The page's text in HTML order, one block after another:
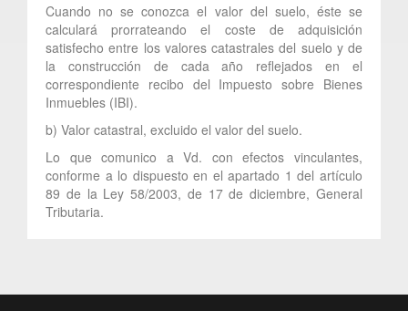
Cuando no se conozca el valor del suelo, éste se
calculará prorrateando el coste de adquisición
satisfecho entre los valores catastrales del suelo y de
la construcción de cada año reflejados en el
correspondiente recibo del Impuesto sobre Bienes
Inmuebles (IBI).
b) Valor catastral, excluido el valor del suelo.
Lo que comunico a Vd. con efectos vinculantes,
conforme a lo dispuesto en el apartado 1 del artículo
89 de la Ley 58/2003, de 17 de diciembre, General
Tributaria.